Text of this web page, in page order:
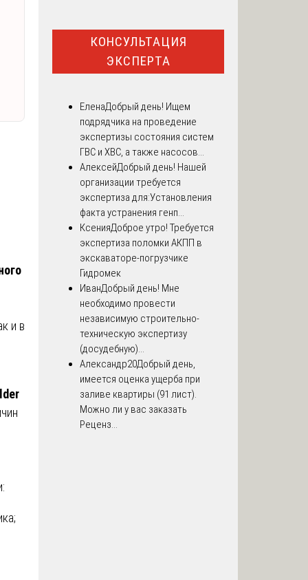
и в
КОНСУЛЬТАЦИЯ
ЭКСПЕРТА
ЕленаДобрый день! Ищем
подрядчика на проведение
экспертизы состояния систем
ГВС и ХВС, а также насосов...
АлексейДобрый день! Нашей
организации требуется
экспертиза для:Установления
факта устранения генп...
КсенияДоброе утро! Требуется
экспертиза поломки АКПП в
экскаваторе-погрузчике
Гидромек
ИванДобрый день! Мне
необходимо провести
независимую строительно-
техническую экспертизу
(досудебную)...
Александр20Добрый день,
имеется оценка ущерба при
заливе квартиры (91 лист).
Можно ли у вас заказать
Реценз...